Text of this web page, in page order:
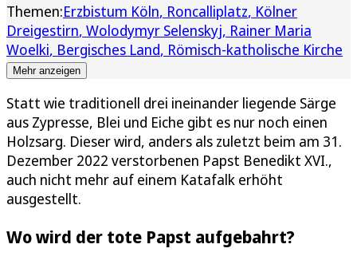
Themen:Erzbistum Köln Roncalliplatz Kölner
Dreigestirn Wolodymyr Selenskyj Rainer Maria
Woelki Bergisches Land Römisch-katholische Kirche
Mehr anzeigen
Statt wie traditionell drei ineinander liegende Särge
aus Zypresse, Blei und Eiche gibt es nur noch einen
Holzsarg. Dieser wird, anders als zuletzt beim am 31.
Dezember 2022 verstorbenen Papst Benedikt XVI.,
auch nicht mehr auf einem Katafalk erhöht
ausgestellt.
Wo wird der tote Papst aufgebahrt?